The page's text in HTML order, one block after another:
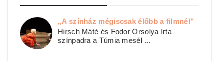
„A színház mégiscsak élőbb a filmnél”
Hirsch Máté és Fodor Orsolya írta
színpadra a Túmia mesél ...